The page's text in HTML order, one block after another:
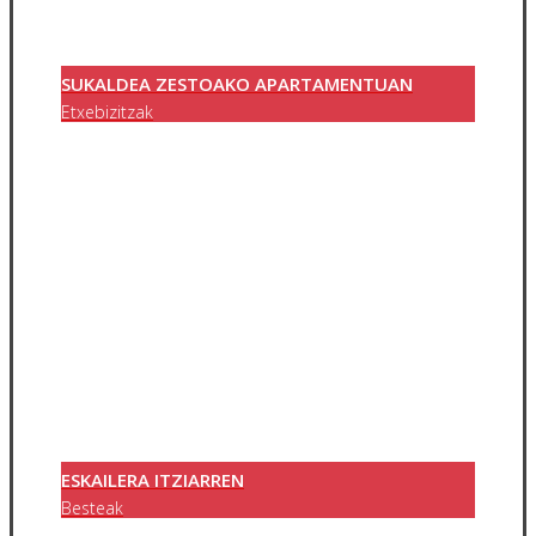
SUKALDEA ZESTOAKO APARTAMENTUAN
Etxebizitzak
ESKAILERA ITZIARREN
Besteak